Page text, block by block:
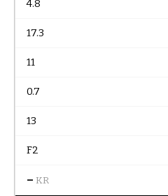
4.8
17.3
11
0.7
13
F2
– KR